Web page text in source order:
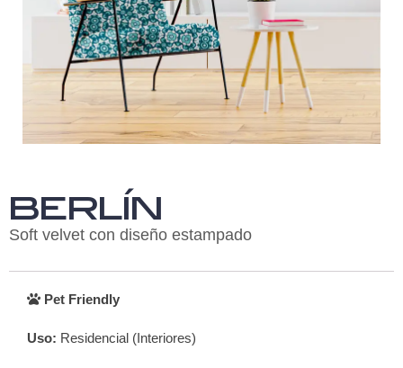
BERLÍN
Soft velvet con diseño estampado
Pet Friendly
Uso: Residencial (Interiores)